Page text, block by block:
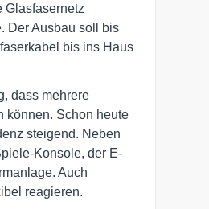
Glasfasernetz
Der Ausbau soll bis
bis ins Haus
dass mehrere
können. Schon heute
steigend. Neben
Konsole, der E-
Auch
reagieren.